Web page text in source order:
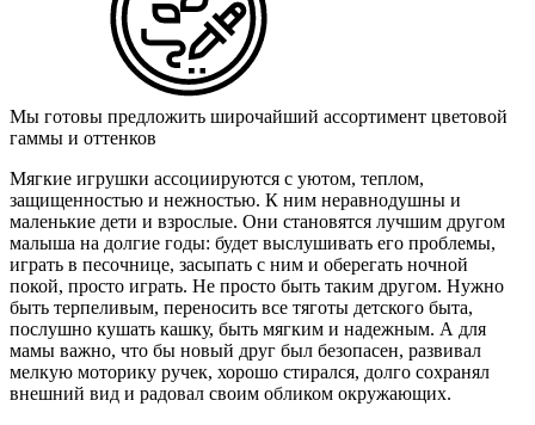
Мы готовы предложить широчайший ассортимент цветовой
гаммы и оттенков
Мягкие игрушки ассоциируются с уютом, теплом,
защищенностью и нежностью. К ним неравнодушны и
маленькие дети и взрослые. Они становятся лучшим другом
малыша на долгие годы: будет выслушивать его проблемы,
играть в песочнице, засыпать с ним и оберегать ночной
покой, просто играть. Не просто быть таким другом. Нужно
быть терпеливым, переносить все тяготы детского быта,
послушно кушать кашку, быть мягким и надежным. А для
мамы важно, что бы новый друг был безопасен, развивал
мелкую моторику ручек, хорошо стирался, долго сохранял
внешний вид и радовал своим обликом окружающих.